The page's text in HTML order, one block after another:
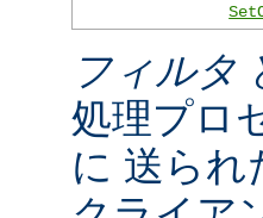
フィルタ
処理プロ
に 送られ